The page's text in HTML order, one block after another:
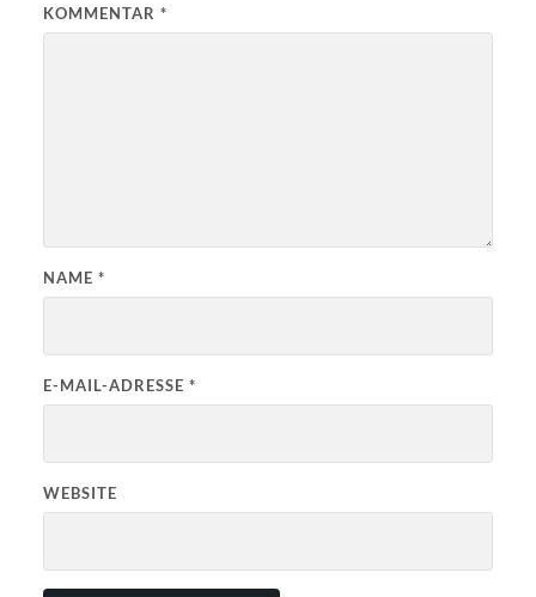
KOMMENTAR *
NAME *
E-MAIL-ADRESSE *
WEBSITE